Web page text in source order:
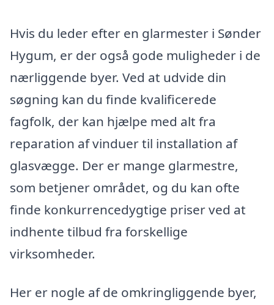
Hvis du leder efter en glarmester i Sønder
Hygum, er der også gode muligheder i de
nærliggende byer. Ved at udvide din
søgning kan du finde kvalificerede
fagfolk, der kan hjælpe med alt fra
reparation af vinduer til installation af
glasvægge. Der er mange glarmestre,
som betjener området, og du kan ofte
finde konkurrencedygtige priser ved at
indhente tilbud fra forskellige
virksomheder.
Her er nogle af de omkringliggende byer,